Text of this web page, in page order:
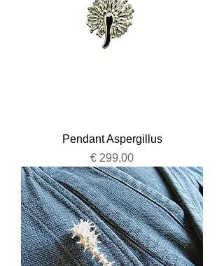
Pendant Aspergillus
Prijs
€ 299,00